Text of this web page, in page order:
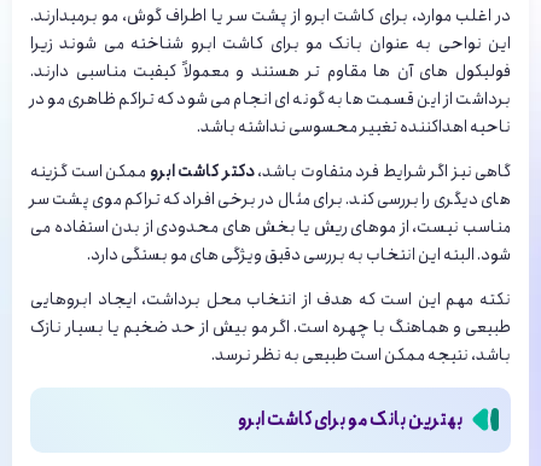
در اغلب موارد، برای کاشت ابرو از پشت سر یا اطراف گوش، مو برمیدارند.
این نواحی به عنوان بانک مو برای کاشت ابرو شناخته می شوند زیرا
فولیکول های آن ها مقاوم تر هستند و معمولاً کیفیت مناسبی دارند.
برداشت از این قسمت ها به گونه ای انجام می شود که تراکم ظاهری مو در
ناحیه اهداکننده تغییر محسوسی نداشته باشد.
گاهی نیز اگر شرایط فرد متفاوت باشد،دکتر کاشت ابرو ممکن است گزینه
های دیگری را بررسی کند. برای مثال در برخی افراد که تراکم موی پشت سر
مناسب نیست، از موهای ریش یا بخش های محدودی از بدن استفاده می
شود. البته این انتخاب به بررسی دقیق ویژگی های مو بستگی دارد.
نکته مهم این است که هدف از انتخاب محل برداشت، ایجاد ابروهایی
طبیعی و هماهنگ با چهره است. اگر مو بیش از حد ضخیم یا بسیار نازک
باشد، نتیجه ممکن است طبیعی به نظر نرسد.
بهترین بانک مو برای کاشت ابرو